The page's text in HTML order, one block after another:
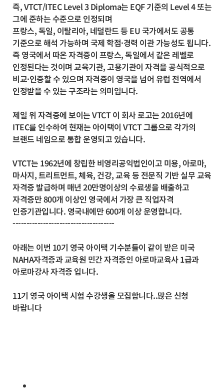
즉, VTCT/ITEC Level 3 Diploma는 EQF 기준의 Level 4 또는
그에 준하는 수준으로 인정되며
프랑스, 독일, 이탈리아, 네덜란드 등 EU 국가에서도 공통
기준으로 해석 가능하며 국제 학점·경력 이관 가능성도 됩니다.
즉 영국에서 따온 자격증이 프랑스, 독일에서 같은 레벨로
인정된다는 것이며 교육기관, 고용기관이 자격을 공식적으로
비교·인증할 수 있으며 자격증이 영국을 넘어 유럽 전역에서
인정받을 수 있는 구조라는 의미입니다.
제일 위 자격증에 보이는 VTCT 이 회사 로고는 2016년에
ITEC를 인수하여 현재는 아이택이 VTCT 그룹으로 각가의
브랜드 네임으로 통합 운영되고 있습니다.
VTCT는 1962년에 창립한 비영리공익법인이고 미용, 아로마,
마사지, 트리트먼트, 체육, 건강, 교육 등 전문직 기반 실무 교육
자격증 발급하며 매년 20만명이상의 수료생을 배출하고
자격증만 800개 이상인 영국에서 가장 큰 직업자격
인증기관입니다. 영국내에만 600개 이상 운영합니다.
-------------------------------------
아래는 이번 10기 영국 아이택 기수분들이 같이 받은 미국
NAHA자격증과 교육원 민간 자격증인 아로마교육사 1급과
아로마강사 자격증 입니다.
11기 영국 아이택 시험 수강생을 모집합니다..많은 신청
바랍니다